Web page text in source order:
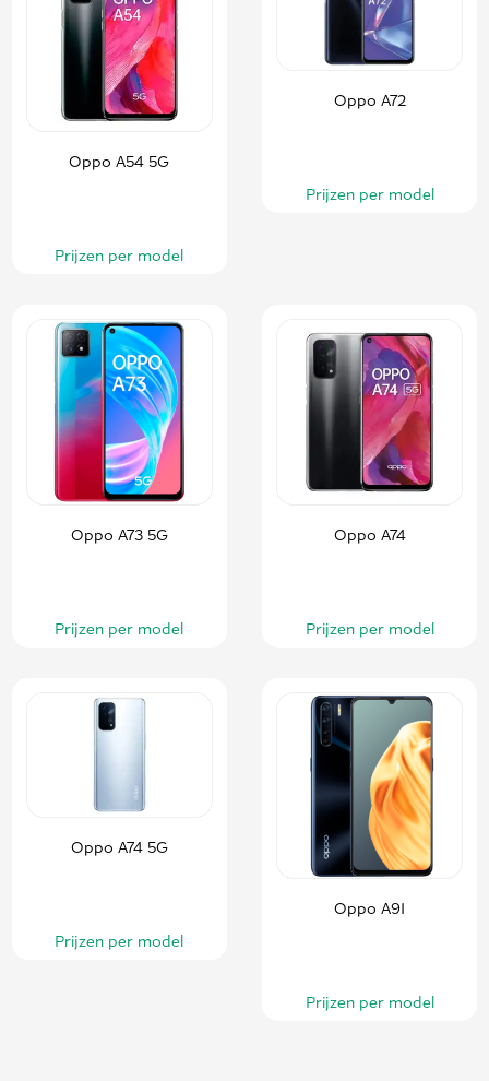
Oppo A54 5G
Prijzen per model
Oppo A72
Prijzen per model
Oppo A73 5G
Prijzen per model
Oppo A74
Prijzen per model
Oppo A74 5G
Prijzen per model
Oppo A91
Prijzen per model